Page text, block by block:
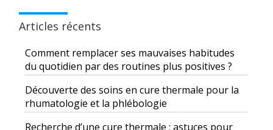
Articles récents
Comment remplacer ses mauvaises habitudes
du quotidien par des routines plus positives ?
Découverte des soins en cure thermale pour la
rhumatologie et la phlébologie
Recherche d’une cure thermale : astuces pour